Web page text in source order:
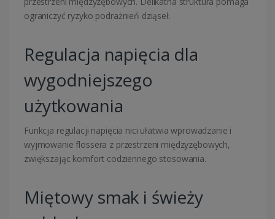
ograniczyć ryzyko podrażnień dziąseł.
Regulacja napięcia dla
wygodniejszego
użytkowania
Funkcja regulacji napięcia nici ułatwia wprowadzanie i
wyjmowanie flossera z przestrzeni międzyzębowych,
zwiększając komfort codziennego stosowania.
Miętowy smak i świeży